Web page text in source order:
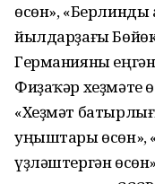
өсөн», «Берлинды
йылдарҙағы
Германияны
Фиҙаҡәр хеҙмәте
«Хеҙмәт
уңыштары өсөн»,
үҙләштергән